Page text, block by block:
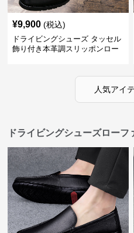
¥9,900 (税込)
ドライビングシューズ タッセル
飾り付き本革調スリッポンロー
人気アイ
ドライビングシューズロー